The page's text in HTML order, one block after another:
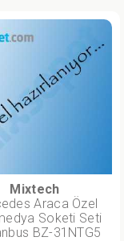
Mixtech
Araca Özel
Soketi Seti
BZ-31NTG5